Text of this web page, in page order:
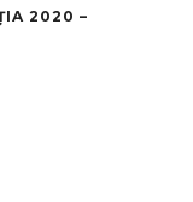
2020 –